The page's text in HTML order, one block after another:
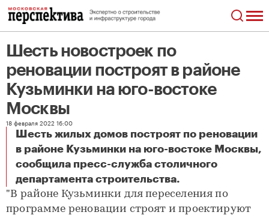
Шесть новостроек по
реновации построят в районе
Кузьминки на юго-востоке
Москвы
18 февраля 2022 16:00
Шесть жилых домов построят по реновации
в районе Кузьминки на юго-востоке Москвы,
сообщила пресс-служба столичного
департамента строительства.
"В районе Кузьминки для переселения по
программе реновации строят и проектируют